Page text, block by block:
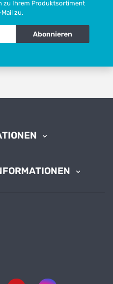
zu Ihrem Produktsortiment
zu.
Abonnieren